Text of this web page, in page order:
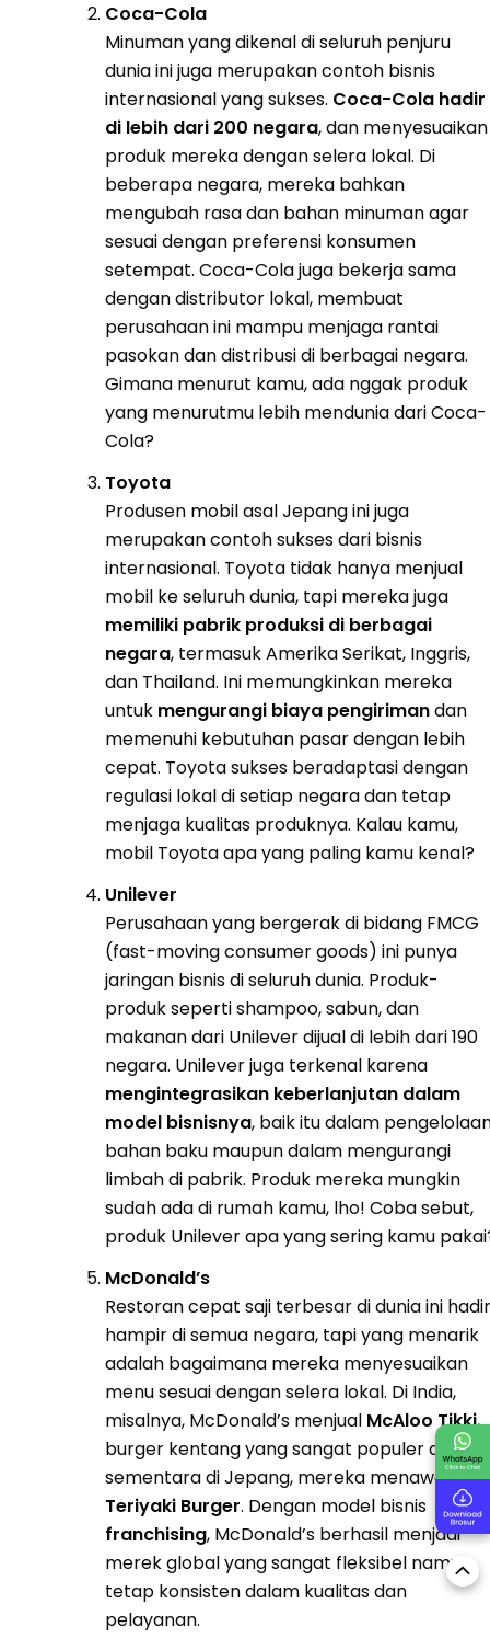
Coca-Cola
Minuman yang dikenal di seluruh penjuru
dunia ini juga merupakan contoh bisnis
internasional yang sukses. Coca-Cola hadir
di lebih dari 200 negara, dan menyesuaikan
produk mereka dengan selera lokal. Di
beberapa negara, mereka bahkan
mengubah rasa dan bahan minuman agar
sesuai dengan preferensi konsumen
setempat. Coca-Cola juga bekerja sama
dengan distributor lokal, membuat
perusahaan ini mampu menjaga rantai
pasokan dan distribusi di berbagai negara.
Gimana menurut kamu, ada nggak produk
yang menurutmu lebih mendunia dari Coca-
Cola?
Toyota
Produsen mobil asal Jepang ini juga
merupakan contoh sukses dari bisnis
internasional. Toyota tidak hanya menjual
mobil ke seluruh dunia, tapi mereka juga
memiliki pabrik produksi di berbagai
negara, termasuk Amerika Serikat, Inggris,
dan Thailand. Ini memungkinkan mereka
untuk mengurangi biaya pengirimandan
memenuhi kebutuhan pasar dengan lebih
cepat. Toyota sukses beradaptasi dengan
regulasi lokal di setiap negara dan tetap
menjaga kualitas produknya. Kalau kamu,
mobil Toyota apa yang paling kamu kenal?
Unilever
Perusahaan yang bergerak di bidang FMCG
(fast-moving consumer goods) ini punya
jaringan bisnis di seluruh dunia. Produk-
produk seperti shampoo, sabun, dan
makanan dari Unilever dijual di lebih dari 190
negara. Unilever juga terkenal karena
mengintegrasikan keberlanjutan dalam
model bisnisnya, baik itu dalam
bahan baku maupun dalam mengurangi
limbah di pabrik. Produk mereka mungkin
sudah ada di rumah kamu, lho! Coba sebut,
produk Unilever apa yang sering kamu
McDonald’s
Restoran cepat saji terbesar di dunia ini hadir
hampir di semua negara, tapi yang menarik
adalah bagaimana mereka menyesuaikan
menu sesuai dengan selera lokal. Di India,
misalnya, McDonald’s menjual McAloo Tikki,
burger kentang yang sangat populer di
sementara di Jepang, mereka menawarkan
Teriyaki Burger. Dengan model bisnis
franchising, McDonald’s berhasil menjadi
merek global yang sangat fleksibel namun
tetap konsisten dalam kualitas dan
pelayanan.